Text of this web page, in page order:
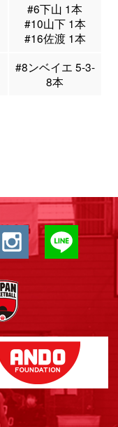
#6下山 1本
#10山下 1本
#16佐渡 1本
#8ンベイエ 5-3-
8本